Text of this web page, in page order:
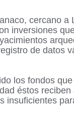
cercano a
inversiones
de datos
los fondos
éstos
insuficientes